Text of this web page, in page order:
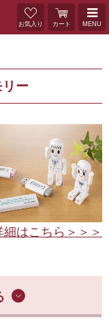
お気入り カート MENU
ー
はこちら＞＞＞